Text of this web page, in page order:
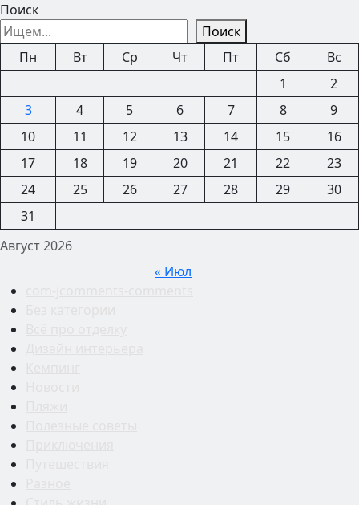
Поиск
Поиск
Август 2026
Пн Вт Ср Чт Пт Сб
Вс
1
2
3
4 5 6 7 8
9
10
11 12 13 14 15
16
17
18 19 20 21 22
23
24
25 26 27 28 29
30
31
« Июл